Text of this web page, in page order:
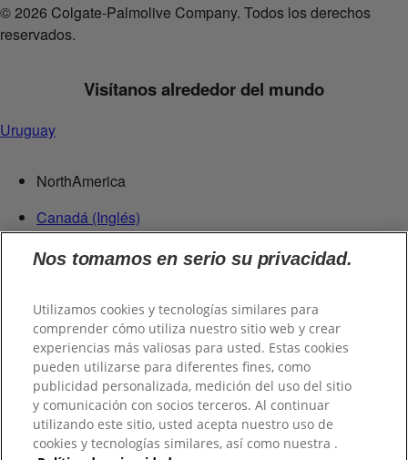
© 2026 Colgate-Palmolive Company. Todos los derechos
reservados.
Visítanos alrededor del mundo
Uruguay
NorthAmerica
Canadá (Inglés)
Canadá (Francés)
Estados Unidos
Centroamérica
Guatemala
Suramérica
Chile
Colombia
Nos tomamos en serio su privacidad.
Utilizamos cookies y tecnologías similares para
comprender cómo utiliza nuestro sitio web y crear
experiencias más valiosas para usted. Estas cookies
pueden utilizarse para diferentes fines, como
publicidad personalizada, medición del uso del sitio
y comunicación con socios terceros. Al continuar
utilizando este sitio, usted acepta nuestro uso de
cookies y tecnologías similares, así como nuestra .